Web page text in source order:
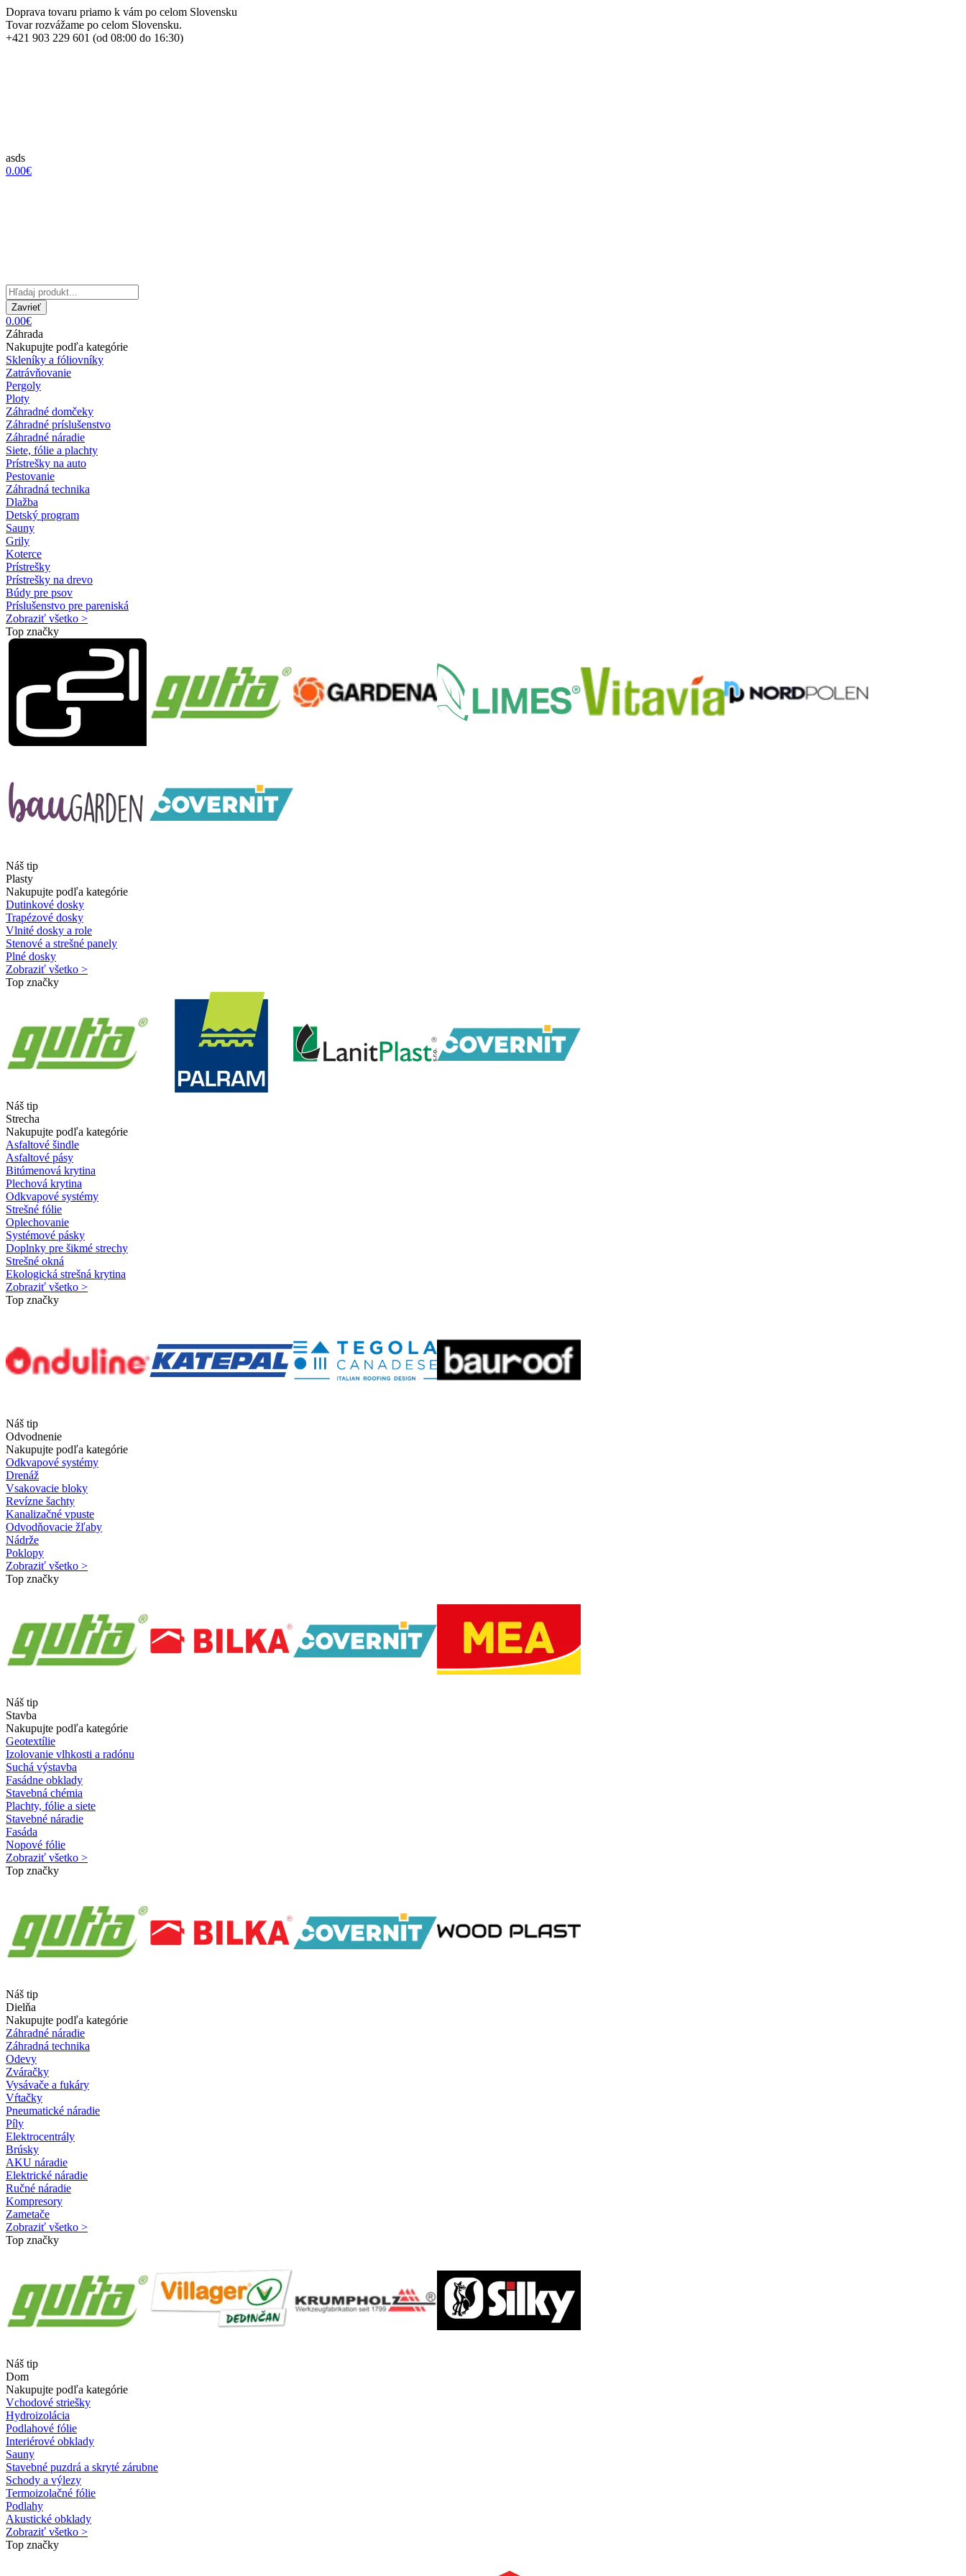
Doprava tovaru priamo k vám po celom Slovensku
Tovar rozvážame po celom Slovensku.
+421 903 229 601 (od 08:00 do 16:30)
asds
0.00€
Zavrieť
0.00€
Záhrada
Nakupujte podľa kategórie
Skleníky a fóliovníky
Zatrávňovanie
Pergoly
Ploty
Záhradné domčeky
Záhradné príslušenstvo
Záhradné náradie
Siete, fólie a plachty
Prístrešky na auto
Pestovanie
Záhradná technika
Dlažba
Detský program
Sauny
Grily
Koterce
Prístrešky
Prístrešky na drevo
Búdy pre psov
Príslušenstvo pre pareniská
Zobraziť všetko >
Top značky
Náš tip
Plasty
Nakupujte podľa kategórie
Dutinkové dosky
Trapézové dosky
Vlnité dosky a role
Stenové a strešné panely
Plné dosky
Zobraziť všetko >
Top značky
Náš tip
Strecha
Nakupujte podľa kategórie
Asfaltové šindle
Asfaltové pásy
Bitúmenová krytina
Plechová krytina
Odkvapové systémy
Strešné fólie
Oplechovanie
Systémové pásky
Doplnky pre šikmé strechy
Strešné okná
Ekologická strešná krytina
Zobraziť všetko >
Top značky
Náš tip
Odvodnenie
Nakupujte podľa kategórie
Odkvapové systémy
Drenáž
Vsakovacie bloky
Revízne šachty
Kanalizačné vpuste
Odvodňovacie žľaby
Nádrže
Poklopy
Zobraziť všetko >
Top značky
Náš tip
Stavba
Nakupujte podľa kategórie
Geotextílie
Izolovanie vlhkosti a radónu
Suchá výstavba
Fasádne obklady
Stavebná chémia
Plachty, fólie a siete
Stavebné náradie
Fasáda
Nopové fólie
Zobraziť všetko >
Top značky
Náš tip
Dielňa
Nakupujte podľa kategórie
Záhradné náradie
Záhradná technika
Odevy
Zváračky
Vysávače a fukáry
Vŕtačky
Pneumatické náradie
Píly
Elektrocentrály
Brúsky
AKU náradie
Elektrické náradie
Ručné náradie
Kompresory
Zametače
Zobraziť všetko >
Top značky
Náš tip
Dom
Nakupujte podľa kategórie
Vchodové striešky
Hydroizolácia
Podlahové fólie
Interiérové obklady
Sauny
Stavebné puzdrá a skryté zárubne
Schody a výlezy
Termoizolačné fólie
Podlahy
Akustické obklady
Zobraziť všetko >
Top značky